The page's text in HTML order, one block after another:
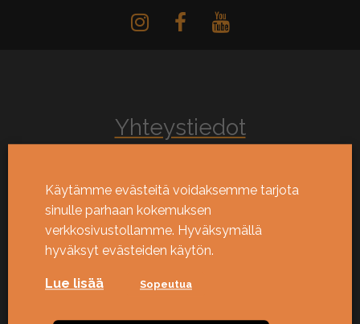
Yhteystiedot
Osoite: Båtsmansgatan 15, 566 35 Habo
Y-tunnus: 741212-2058
Uutiskirje
Käytämme evästeitä voidaksemme tarjota
sinulle parhaan kokemuksen
verkkosivustollamme. Hyväksymällä
hyväksyt evästeiden käytön.
Lue lisää Sopeutua